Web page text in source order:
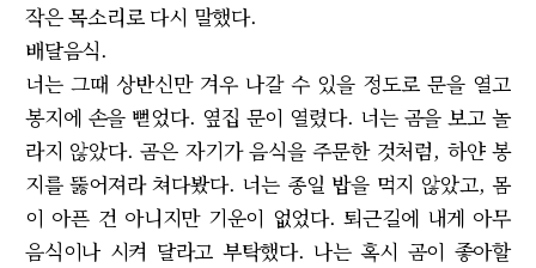
작은 목소리로 다시 말했다.
배달음식.
너는 그때 상반신만 겨우 나갈 수 있을 정도로 문을 열고
봉지에 손을 뻗었다. 옆집 문이 열렸다. 너는 곰을 보고 놀
라지 않았다. 곰은 자기가 음식을 주문한 것처럼, 하얀 봉
지를 뚫어져라 쳐다봤다. 너는 종일 밥을 먹지 않았고, 몸
이 아픈 건 아니지만 기운이 없었다. 퇴근길에 내게 아무
음식이나 시켜 달라고 부탁했다. 나는 혹시 곰이 좋아할